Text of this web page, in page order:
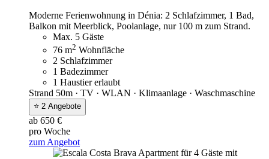
Moderne Ferienwohnung in Dénia: 2 Schlafzimmer, 1 Bad,
Balkon mit Meerblick, Poolanlage, nur 100 m zum Strand.
Max. 5 Gäste
76 m2 Wohnfläche
2 Schlafzimmer
1 Badezimmer
1 Haustier erlaubt
Strand 50m · TV · WLAN · Klimaanlage · Waschmaschine
⭐ 2 Angebote
ab 650 €
pro Woche
zum Angebot